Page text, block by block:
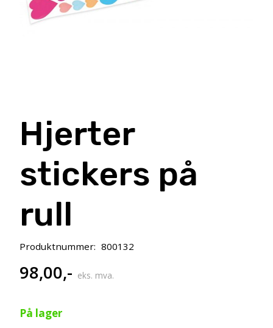
Hjerter
stickers på
rull
Produktnummer: 800132
98,00,- eks. mva.
På lager